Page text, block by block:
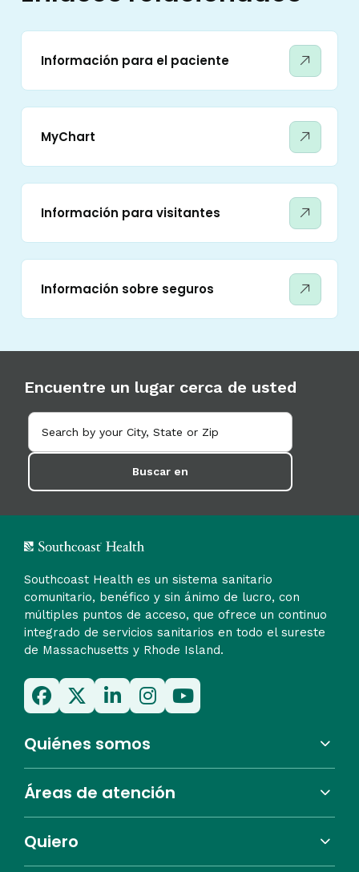
Información para el paciente
MyChart
Información para visitantes
Información sobre seguros
Encuentre un lugar cerca de usted
Buscar en
Southcoast Health es un sistema sanitario
comunitario, benéfico y sin ánimo de lucro, con
múltiples puntos de acceso, que ofrece un continuo
integrado de servicios sanitarios en todo el sureste
de Massachusetts y Rhode Island.
Quiénes somos
Áreas de atención
Quiero